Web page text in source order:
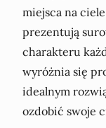
miejsca na
prezentują
charakteru
wyróżnia się
idealnym
ozdobić swoje